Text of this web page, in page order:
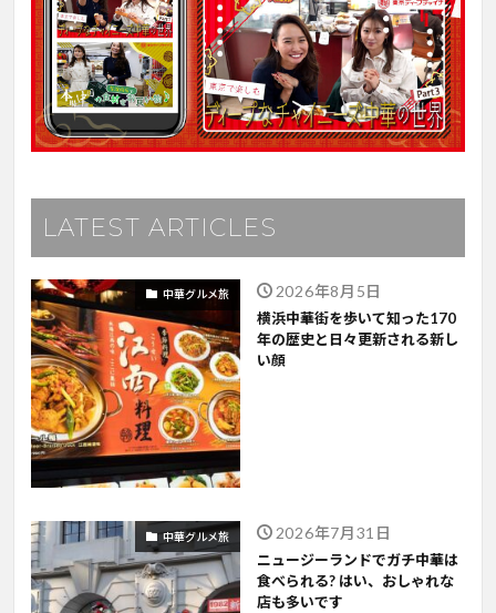
LATEST ARTICLES
中華グルメ旅 2026年8月5日
横浜中華街を歩いて知った170
年の歴史と日々更新される新し
い顔
中華グルメ旅 2026年7月31日
ニュージーランドでガチ中華は
食べられる? はい、おしゃれな
店も多いです